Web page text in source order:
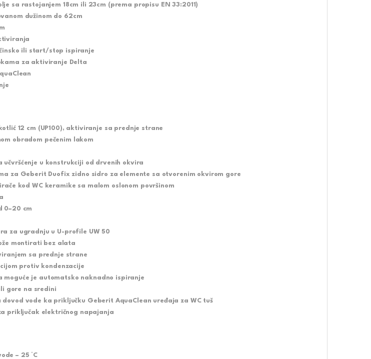
sa rastojanjem 18cm ili 23cm (prema propisu EN 33:2011)
dužinom do 62cm
ili start/stop ispiranje
za aktiviranje Delta
12 cm (UP100), aktiviranje sa prednje strane
obradom pečenim lakom
učvršćenje u konstrukciji od drvenih okvira
za Geberit Duofix zidno sidro za elemente sa otvorenim okvirom gore
kod WC keramike sa malom oslonom površinom
0–20 cm
za ugradnju u U-profile UW 50
montirati bez alata
sa prednje strane
protiv kondenzacije
moguće je automatsko naknadno ispiranje
gore na sredini
dovod vode ka priključku Geberit AquaClean uređaja za WC tuš
priključak električnog napajanja
– 25 °C